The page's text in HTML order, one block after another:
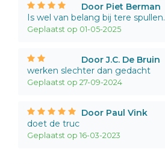
Door Piet Berman
Is wel van belang bij tere spullen.
Geplaatst op 01-05-2025
Door J.C. De Bruin
werken slechter dan gedacht
Geplaatst op 27-09-2024
Door Paul Vink
doet de truc
Geplaatst op 16-03-2023